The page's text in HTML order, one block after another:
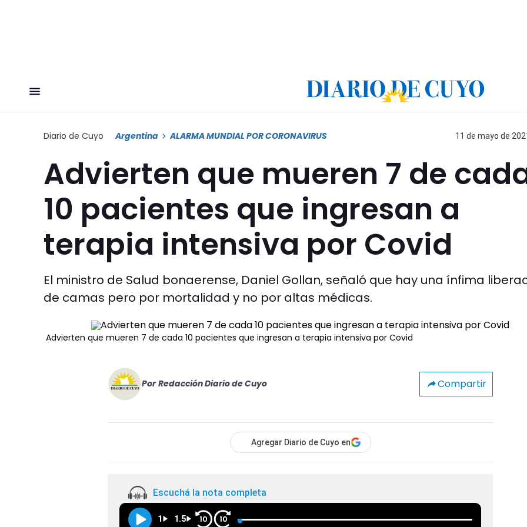
Diario de Cuyo Argentina ALARMA MUNDIAL POR CORONAVIRUS 11 de mayo de
Advierten que mueren 7 de
10 pacientes que ingresan a
terapia intensiva por Covid
El ministro de Salud bonaerense, Daniel Gollan, señaló que hay una ínfima
de camas pero por mortalidad y no por altas médicas.
Advierten que mueren 7 de cada 10 pacientes que ingresan a terapia intensiva por Covid
Por Redacción Diario de Cuyo Compartir
Agregar Diario de Cuyo en
Escuchá la nota completa
1 1.5 10 10